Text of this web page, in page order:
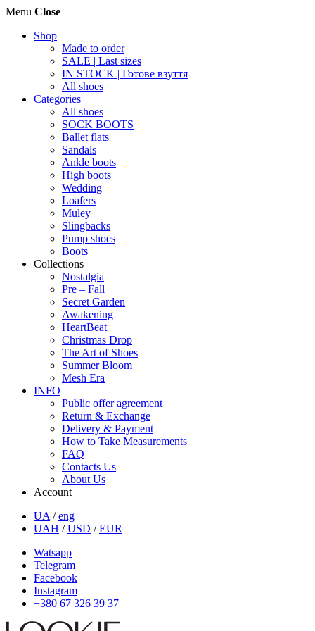
Menu Close
Shop
Made to order
SALE | Last sizes
IN STOCK | Готове взуття
All shoes
Categories
All shoes
SOCK BOOTS
Ballet flats
Sandals
Ankle boots
High boots
Wedding
Loafers
Muley
Slingbacks
Pump shoes
Boots
Collections
Nostalgia
Pre – Fall
Secret Garden
Awakening
HeartBeat
Christmas Drop
The Art of Shoes
Summer Bloom
Mesh Era
INFO
Public offer agreement
Return & Exchange
Delivery & Payment
How to Take Measurements
FAQ
Contacts Us
About Us
Account
UA /eng
UAH /USD /EUR
Watsapp
Telegram
Facebook
Instagram
+380 67 326 39 37